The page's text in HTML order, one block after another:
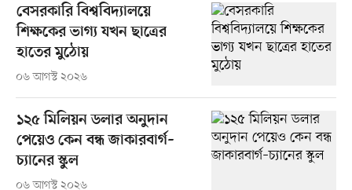
বেসরকারি বিশ্ববিদ্যালয়ে
শিক্ষকের ভাগ্য যখন ছাত্রের
হাতের মুঠোয়
০৬ আগস্ট ২০২৬
১২৫ মিলিয়ন ডলার অনুদান
পেয়েও কেন বন্ধ জাকারবার্গ–
চ্যানের স্কুল
০৬ আগস্ট ২০২৬